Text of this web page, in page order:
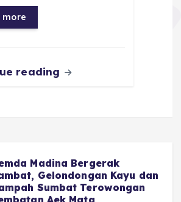
p
p
a
m
more
reading
Madina Bergerak
Gelondongan Kayu dan
Sumbat Terowongan
Aek Mata